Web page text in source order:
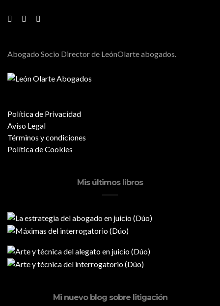
Abogado Socio Director de LeónOlarte abogados.
Política de Privacidad
Aviso Legal
Términos y condiciones
Política de Cookies
Mis últimos libros
Mi nuevo blog sobre litigación